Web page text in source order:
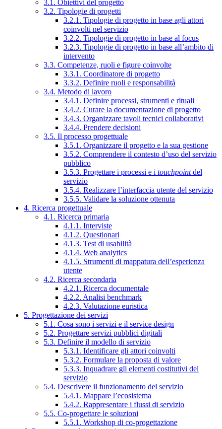
3.1. Obiettivi del progetto
3.2. Tipologie di progetti
3.2.1. Tipologie di progetto in base agli attori
coinvolti nel servizio
3.2.2. Tipologie di progetto in base al focus
3.2.3. Tipologie di progetto in base all’ambito di
intervento
3.3. Competenze, ruoli e figure coinvolte
3.3.1. Coordinatore di progetto
3.3.2. Definire ruoli e responsabilità
3.4. Metodo di lavoro
3.4.1. Definire processi, strumenti e rituali
3.4.2. Curare la documentazione di progetto
3.4.3. Organizzare tavoli tecnici collaborativi
3.4.4. Prendere decisioni
3.5. Il processo progettuale
3.5.1. Organizzare il progetto e la sua gestione
3.5.2. Comprendere il contesto d’uso del servizio
pubblico
3.5.3. Progettare i processi e i touchpointdel
servizio
3.5.4. Realizzare l’interfaccia utente del servizio
3.5.5. Validare la soluzione ottenuta
4. Ricerca progettuale
4.1. Ricerca primaria
4.1.1. Interviste
4.1.2. Questionari
4.1.3. Test di usabilità
4.1.4. Web analytics
4.1.5. Strumenti di mappatura dell’esperienza
utente
4.2. Ricerca secondaria
4.2.1. Ricerca documentale
4.2.2. Analisi benchmark
4.2.3. Valutazione euristica
5. Progettazione dei servizi
5.1. Cosa sono i servizi e il service design
5.2. Progettare servizi pubblici digitali
5.3. Definire il modello di servizio
5.3.1. Identificare gli attori coinvolti
5.3.2. Formulare la proposta di valore
5.3.3. Inquadrare gli elementi costitutivi del
servizio
5.4. Descrivere il funzionamento del servizio
5.4.1. Mappare l’ecosistema
5.4.2. Rappresentare i flussi di servizio
5.5. Co-progettare le soluzioni
5.5.1. Workshop di co-progettazione